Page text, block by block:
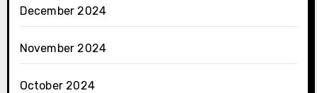
December 2024
November 2024
October 2024